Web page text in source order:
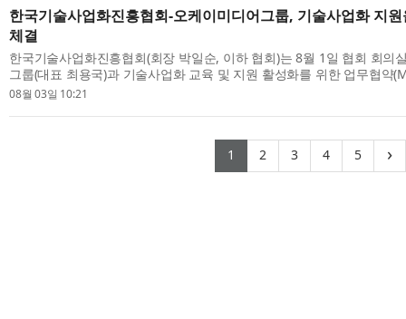
한국기술사업화진흥협회-오케이미디어그룹, 기술사업화 지
체결
한국기술사업화진흥협회(회장 박일순, 이하 협회)는 8월 1일 협회 회의
그룹(대표 최용국)과 기술사업화 교육 및 지원 활성화를 위한 업무협약
3일 밝혔다. 이날 협약식에는 오케이미디어그룹 최용국 대표이사와 협
08월 03일 10:21
1 (current)
2(current)
3(current)
4(current)
5 ›